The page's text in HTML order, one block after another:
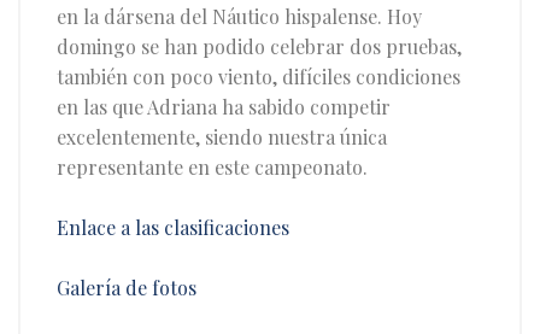
en la dársena del Náutico hispalense. Hoy
domingo se han podido celebrar dos pruebas,
también con poco viento, difíciles condiciones
en las que Adriana ha sabido competir
excelentemente, siendo nuestra única
representante en este campeonato.
Enlace a las clasificaciones
Galería de fotos